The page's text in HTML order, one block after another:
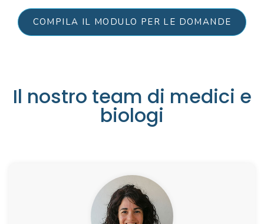
COMPILA IL MODULO PER LE DOMANDE
Il nostro team di medici e
biologi